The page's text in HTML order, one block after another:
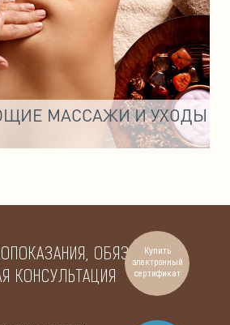
МАССАЖИ И УХОДЫ
ОБЯЗАТЕЛЬНА
КОНСУЛЬТАЦИЯ
Купить
электронный
сертификат